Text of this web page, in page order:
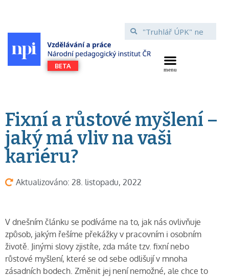
Fixní a růstové myšlení –
jaký má vliv na vaši
kariéru?
Aktualizováno: 28. listopadu, 2022
V dnešním článku se podíváme na to, jak nás ovlivňuje
způsob, jakým řešíme překážky v pracovním i osobním
životě. Jinými slovy zjistíte, zda máte tzv. fixní nebo
růstové myšlení, které se od sebe odlišují v mnoha
zásadních bodech. Změnit jej není nemožné, ale chce to